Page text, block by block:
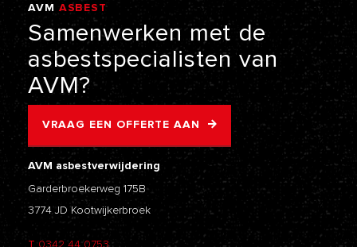
AVM ASBEST
VERWIJDERING
Samenwerken met de
asbestspecialisten van
AVM?
VRAAG EEN OFFERTE AAN
AVM asbestverwijdering
Garderbroekerweg 175B
3774 JD Kootwijkerbroek
T 0342 44 0753